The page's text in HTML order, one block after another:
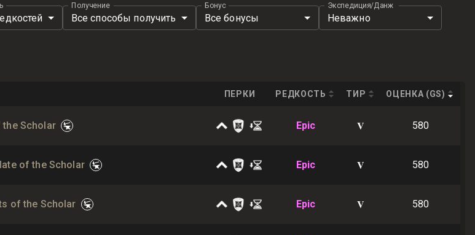
Получение
Все способы получить
Бонус
Все бонусы
Экспедиция/Данж
Неважно
ПЕРКИ РЕДКОСТЬ ТИР ОЦЕНКА (GS)
the Scholar Epic V 580
of the Scholar Epic V 580
of the Scholar Epic V 580